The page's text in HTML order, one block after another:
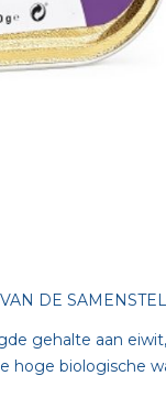
DE
gehalte aan
hoge biologische